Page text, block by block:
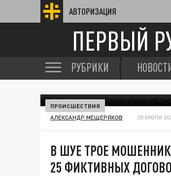
АВТОРИЗАЦИЯ
ПЕРВЫЙ
РУБРИКИ
ПРОИСШЕСТВИЯ
АЛЕКСАНДР МЕЩЕРЯКОВ 05 ИЮЛЯ
В ШУЕ ТРОЕ
25 ФИКТИВНЫХ